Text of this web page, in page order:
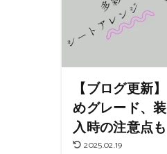
【ブログ更新
めグレード、
入時の注意点も
2025.02.19